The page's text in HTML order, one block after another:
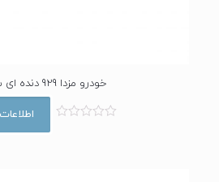
خودرو مزدا 929 دنده ای سال 1985